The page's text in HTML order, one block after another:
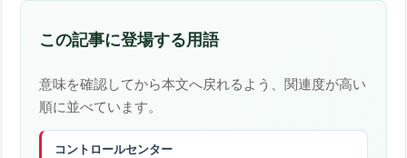
この記事に登場する用語
意味を確認してから本文へ戻れるよう、関連度が高い
順に並べています。
コントロールセンター